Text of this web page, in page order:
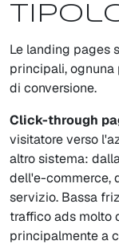
Le landing pages
principali,
di conversione.
Click-through
visitatore verso
altro sistema:
dell'e-commerce,
servizio. Bassa
traffico ads molto
principalmente a